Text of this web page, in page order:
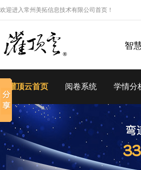
欢迎进入常州美拓信息技术有限公司首页！
智
灌顶云首页 阅卷系统 学情分